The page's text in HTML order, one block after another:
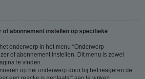
of abonnement instellen op specifieke
onderwerp in het menu “Onderwerp
of abonnement instellen. Dit menu is zowel
te vinden.
op het onderwerp door bij het reageren de